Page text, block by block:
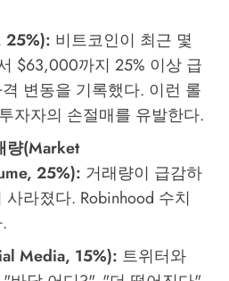
25%): 비트코인이 최근 몇
$63,000까지 25% 이상 급
변동을 기록했다. 이런 롤
자자의 손절매를 유발한다.
량(Market
25%): 거래량이 급감하
라졌다. Robinhood 수치
Media, 15%): 트위터와